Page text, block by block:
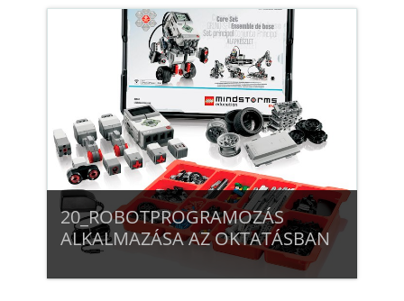
Beiratkozás
20_ROBOTPROGRAMOZÁS
ALKALMAZÁSA AZ OKTATÁSBAN